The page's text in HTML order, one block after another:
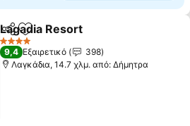
Κοινοποίηση
Προσθήκη στα αγαπημένα
Lagadia Resort
4 Αστέρια
9,4 Εξαιρετικό
398
Λαγκάδια, 14.7 χλμ. από: Δήμητρα